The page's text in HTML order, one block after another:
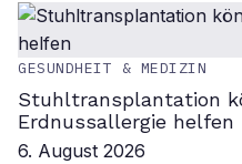
GESUNDHEIT & MEDIZIN
Stuhltransplantation
Erdnussallergie helfen
6. August 2026